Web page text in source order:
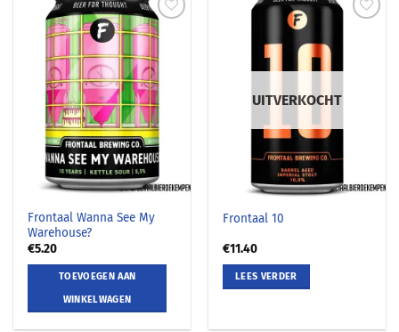
Frontaal Wanna See My
Warehouse?
€5.20
TOEVOEGEN AAN
WINKELWAGEN
UITVERKOCHT
Frontaal 10
€11.40
LEES VERDER